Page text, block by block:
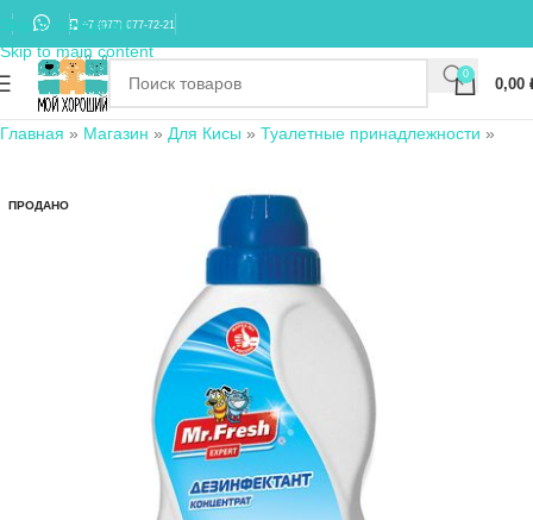
Skip to navigation
Skip to main content
+7 (977) 677-72-21
0
0,00
Главная » Магазин » Для Кисы » Туалетные принадлежности »
ПРОДАНО